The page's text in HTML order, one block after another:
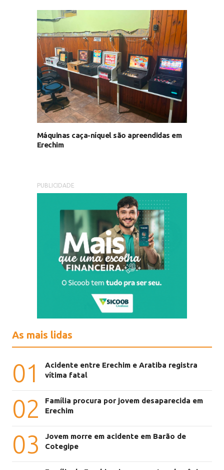
Máquinas caça-níquel são apreendidas em
Erechim
PUBLICIDADE
As mais lidas
01
Acidente entre Erechim e Aratiba registra
vítima fatal
02
Família procura por jovem desaparecida em
Erechim
03
Jovem morre em acidente em Barão de
Cotegipe